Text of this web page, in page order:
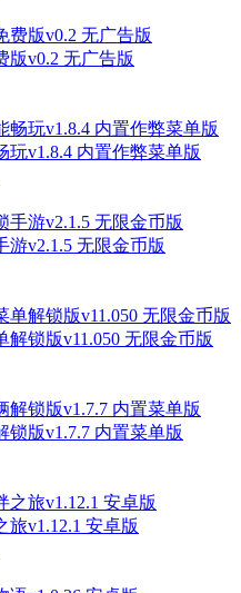
版v0.2 无广告版
v1.8.4 内置作弊菜单版
v2.1.5 无限金币版
锁版v11.050 无限金币版
版v1.7.7 内置菜单版
v1.12.1 安卓版